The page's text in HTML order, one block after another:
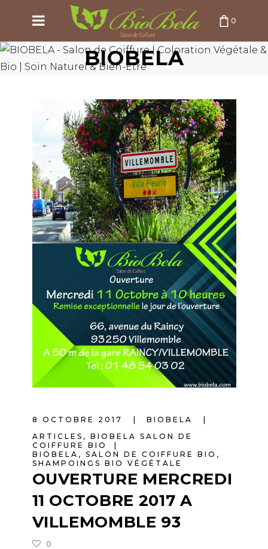
0
PANIER VIDE
BIOBELA
8 OCTOBRE 2017
BIOBELA
ARTICLES , BIOBELA SALON DE
COIFFURE BIO
BIOBELA , SALON DE COIFFURE BIO ,
SHAMPOINGS BIO VÉGÉTALE
OUVERTURE MERCREDI
11 OCTOBRE 2017 A
VILLEMOMBLE 93
0